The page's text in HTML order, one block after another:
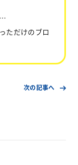
ただけのブロ
次の記事へ